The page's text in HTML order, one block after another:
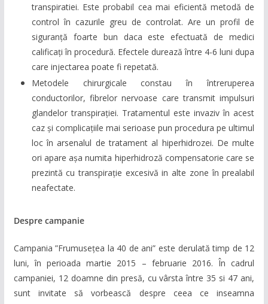
transpiratiei. Este probabil cea mai eficientă metodă de
control în cazurile greu de controlat. Are un profil de
siguranță foarte bun daca este efectuată de medici
calificați în procedură. Efectele durează între 4-6 luni dupa
care injectarea poate fi repetată.
Metodele chirurgicale constau în întreruperea
conductorilor, fibrelor nervoase care transmit impulsuri
glandelor transpirației. Tratamentul este invaziv în acest
caz și complicațiile mai serioase pun procedura pe ultimul
loc în arsenalul de tratament al hiperhidrozei. De multe
ori apare așa numita hiperhidroză compensatorie care se
prezintă cu transpirație excesivă in alte zone în prealabil
neafectate.
Despre campanie
Campania ”Frumusețea la 40 de ani” este derulată timp de 12
luni, în perioada martie 2015 – februarie 2016. În cadrul
campaniei, 12 doamne din presă, cu vârsta între 35 si 47 ani,
sunt invitate să vorbească despre ceea ce inseamna